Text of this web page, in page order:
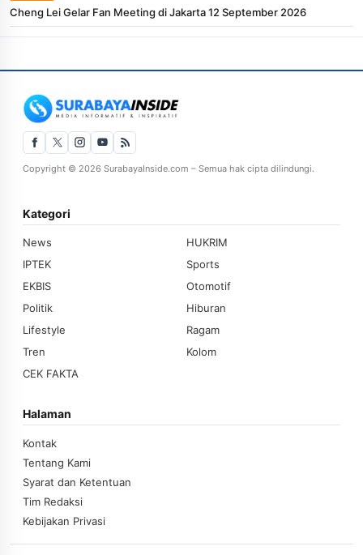
Cheng Lei Gelar Fan Meeting di Jakarta 12 September 2026
Copyright © 2026 SurabayaInside.com – Semua hak cipta dilindungi.
Kategori
News
HUKRIM
IPTEK
Sports
EKBIS
Otomotif
Politik
Hiburan
Lifestyle
Ragam
Tren
Kolom
CEK FAKTA
Halaman
Kontak
Tentang Kami
Syarat dan Ketentuan
Tim Redaksi
Kebijakan Privasi